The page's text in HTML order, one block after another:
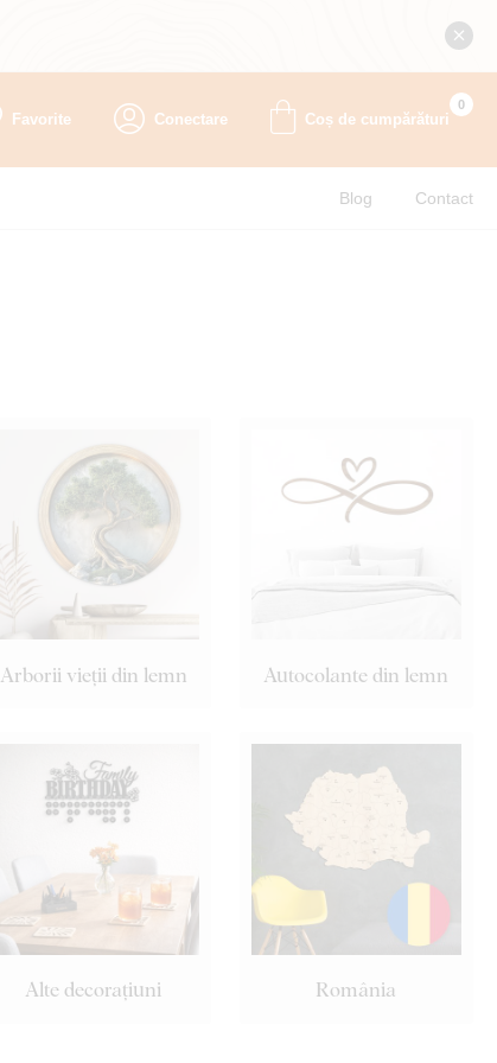
Favorite Conectare Coș de cumpărături
0
Blog Contact
Arborii vieții din lemn Autocolante din lemn
Alte decorațiuni România